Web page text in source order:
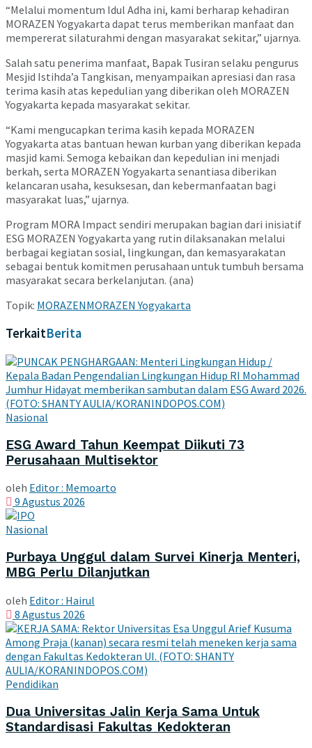
“Melalui momentum Idul Adha ini, kami berharap kehadiran
MORAZEN Yogyakarta dapat terus memberikan manfaat dan
mempererat silaturahmi dengan masyarakat sekitar,” ujarnya.
Salah satu penerima manfaat, Bapak Tusiran selaku pengurus
Mesjid Istihda’a Tangkisan, menyampaikan apresiasi dan rasa
terima kasih atas kepedulian yang diberikan oleh MORAZEN
Yogyakarta kepada masyarakat sekitar.
“Kami mengucapkan terima kasih kepada MORAZEN
Yogyakarta atas bantuan hewan kurban yang diberikan kepada
masjid kami. Semoga kebaikan dan kepedulian ini menjadi
berkah, serta MORAZEN Yogyakarta senantiasa diberikan
kelancaran usaha, kesuksesan, dan kebermanfaatan bagi
masyarakat luas,” ujarnya.
Program MORA Impact sendiri merupakan bagian dari inisiatif
ESG MORAZEN Yogyakarta yang rutin dilaksanakan melalui
berbagai kegiatan sosial, lingkungan, dan kemasyarakatan
sebagai bentuk komitmen perusahaan untuk tumbuh bersama
masyarakat secara berkelanjutan. (ana)
Topik: MORAZENMORAZEN Yogyakarta
TerkaitBerita
Nasional
ESG Award Tahun Keempat Diikuti 73
Perusahaan Multisektor
oleh Editor : Memoarto
9 Agustus 2026
Nasional
Purbaya Unggul dalam Survei Kinerja Menteri,
MBG Perlu Dilanjutkan
oleh Editor : Hairul
8 Agustus 2026
Pendidikan
Dua Universitas Jalin Kerja Sama Untuk
Standardisasi Fakultas Kedokteran